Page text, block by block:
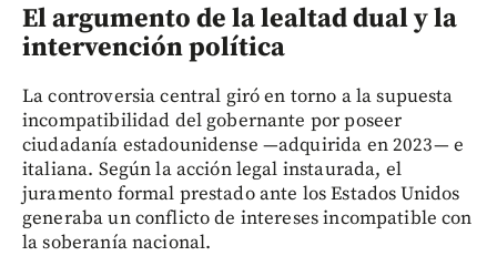
El argumento de la lealtad dual y la
intervención política
La controversia central giró en torno a la supuesta
incompatibilidad del gobernante por poseer
ciudadanía estadounidense —adquirida en 2023— e
italiana. Según la acción legal instaurada, el
juramento formal prestado ante los Estados Unidos
generaba un conflicto de intereses incompatible con
la soberanía nacional.